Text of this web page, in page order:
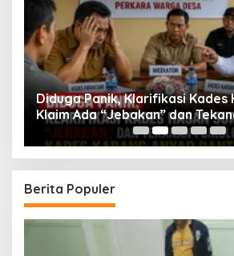
Diduga Panik, Klarifikasi Kades
Klaim Ada “Jebakan” dan
Saat Mediasi, Kades Karang
Tegas
Berita Populer